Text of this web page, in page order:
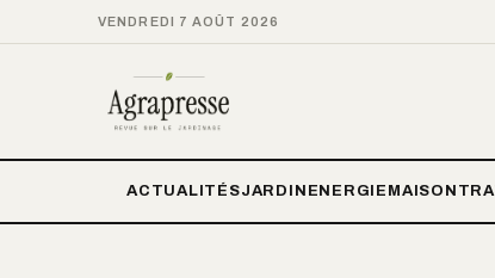
VENDREDI 7 AOÛT 2026
ACTUALITÉSJARDIN ENERGIE MAISON